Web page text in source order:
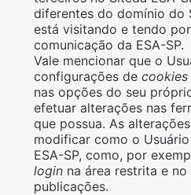
diferentes do domínio do
está visitando e tendo
comunicação da ESA-SP.
Vale mencionar que o
configurações decookies
nas opções do seu
efetuar alterações nas
que possua. As
modificar como o
ESA-SP, como, por
loginna área restrita e
publicações.